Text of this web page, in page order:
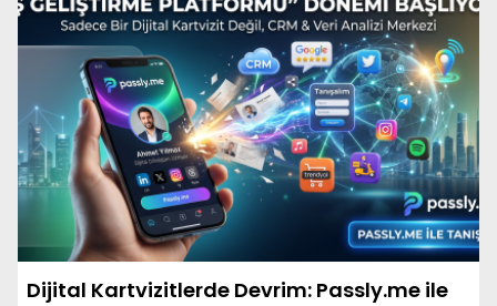
Dijital Kartvizitlerde Devrim: Passly.me ile